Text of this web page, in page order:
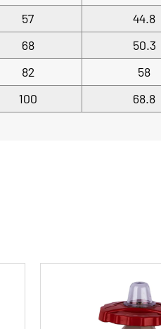
57 44.8
68 50.3
82 58
100 68.8